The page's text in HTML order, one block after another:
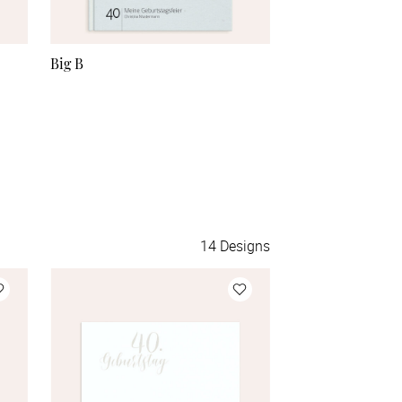
56 Seiten
58 Seiten
Big B
14Designs